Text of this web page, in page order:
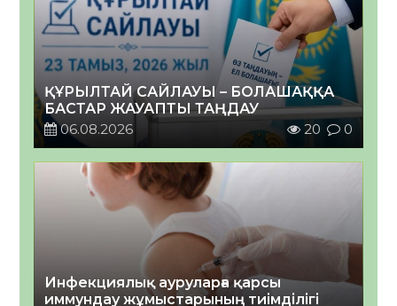
ҚҰРЫЛТАЙ САЙЛАУЫ – БОЛАШАҚҚА
БАСТАР ЖАУАПТЫ ТАҢДАУ
06.08.2026
20 0
Инфекциялық ауруларға қарсы
иммундау жұмыстарының тиімділігі